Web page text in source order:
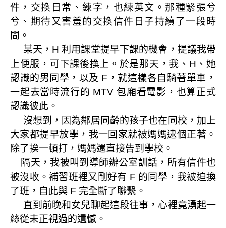
件，交換日常、練字，也練英文。那種緊張兮
兮、期待又害羞的交換信件日子持續了一段時
間。
某天， H利用課堂提早下課的機會，提議我帶
上便服，可下課後換上。於是那天，我、 H 、她
認識的男同學，以及 F ，就這樣各自騎著單車，
一起去當時流行的 MTV 包廂看電影，也算正式
認識彼此。
沒想到，因為鄰居同齡的孩子也在同校，加上
大家都提早放學，我一回家就被媽媽逮個正著。
除了挨一頓打，媽媽還直接告到學校。
隔天，我被叫到導師辦公室訓話，所有信件也
被沒收。補習班裡又剛好有 F 的同學，我被迫換
了班，自此與 F 完全斷了聯繫。
直到前晚和女兒聊起這段往事，心裡竟湧起一
絲從未正視過的遺憾。